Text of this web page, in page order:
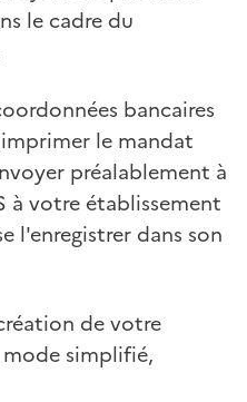
le cadre du
bancaires
imprimer le mandat
préalablement à
à votre établissement
l'enregistrer dans son
de votre
simplifié,